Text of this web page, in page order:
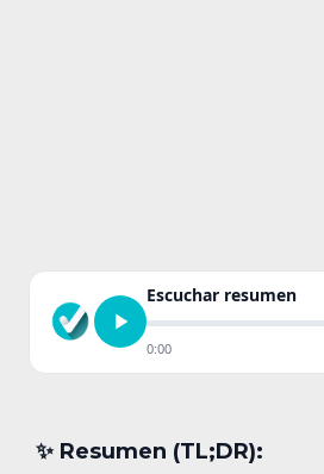
Escuchar resumen
0:00
✨︎ Resumen (TL;DR):